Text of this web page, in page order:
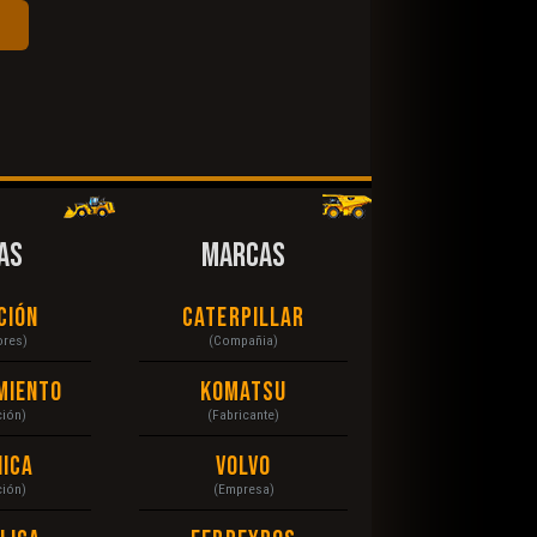
MARCAS
Caterpillar
(Compañia)
Komatsu
(Fabricante)
Volvo
(Empresa)